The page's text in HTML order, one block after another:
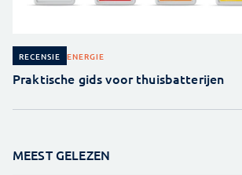
RECENSIE ENERGIE
Praktische gids voor thuisbatterijen
MEEST GELEZEN